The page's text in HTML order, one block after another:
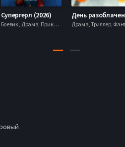
Супергерл (2026)
Боевик , Драма, Приключения, Фантастика,